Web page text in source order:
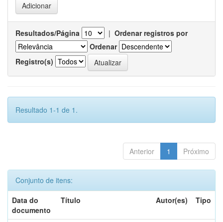
Resultados/Página | Ordenar registros por
Ordenar
Registro(s)
Resultado 1-1 de 1.
Anterior 1 Próximo
Conjunto de itens:
Data do
documento
Título Autor(es) Tipo